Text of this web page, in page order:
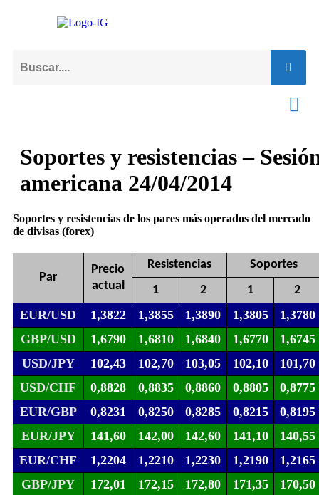
Soportes y resistencias –
americana 24/04/2014
Soportes y resistencias de los pares más operados del mercado
de divisas (forex)
Par
Precio
actual
Resistencias
Soportes
1
2 1 2
EUR/USD 1,3822 1,3855 1,3890 1,3805
1,3780
GBP/USD
1,6790 1,6810 1,6840 1,6770
1,6745
USD/JPY
102,43 102,70 103,05 102,10
101,70
USD/CHF
0,8828 0,8835 0,8860 0,8805
0,8775
EUR/GBP
0,8231 0,8250 0,8285 0,8215
0,8195
EUR/JPY
141,60 142,00 142,60 141,10
140,55
EUR/CHF
1,2204 1,2210 1,2230 1,2190
1,2165
GBP/JPY
172,01 172,15 172,80 171,35
170,50